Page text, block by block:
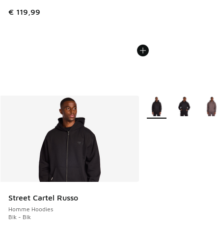
€ 119,99
Street Cartel Russo
Homme Hoodies
Blk - Blk
Plus de couleurs